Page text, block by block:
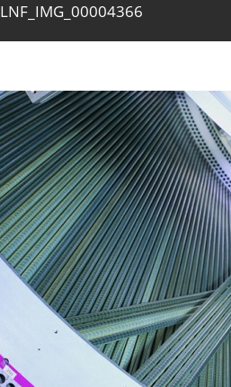
LNF_IMG_00004366